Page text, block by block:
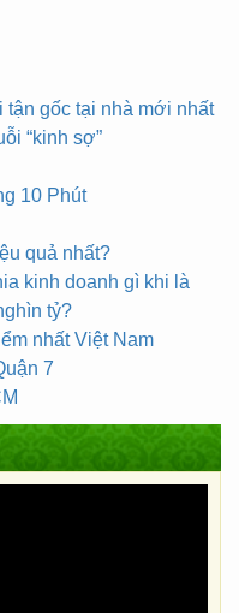
tận gốc tại nhà mới nhất
“kinh sợ”
10 Phút
quả nhất?
kinh doanh gì khi là
tỷ?
nhất Việt Nam
7